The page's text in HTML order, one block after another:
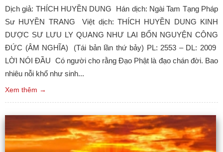
Dịch giả: THÍCH HUYỀN DUNG Hán dịch: Ngài Tam Tạng Pháp
Sư HUYỀN TRANG Việt dịch: THÍCH HUYỀN DUNG KINH
DƯỢC SƯ LƯU LY QUANG NHƯ LAI BỔN NGUYỆN CÔNG
ĐỨC (ÂM NGHĨA) (Tái bản lần thứ bảy) PL: 2553 – DL: 2009
LỜI NÓI ĐẦU Có người cho rằng Đạo Phật là đạo chán đời. Bao
nhiêu nỗi khổ như sinh...
Xem thêm →